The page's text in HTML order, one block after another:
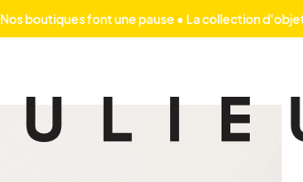
Nos boutiques font une pause • La collection